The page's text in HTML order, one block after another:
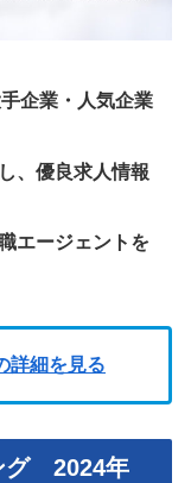
企業・人気企業
、優良求人情報
エージェントを
詳細を見る
グ 2024年